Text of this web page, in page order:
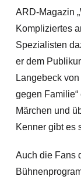
ARD-Magazin
Kompliziertes
Spezialisten
er dem
Langebeck
gegen
Märchen und
Kenner gibt es
Auch die Fans